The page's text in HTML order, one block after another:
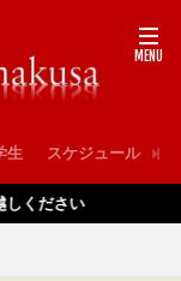
生 スケジュール
い